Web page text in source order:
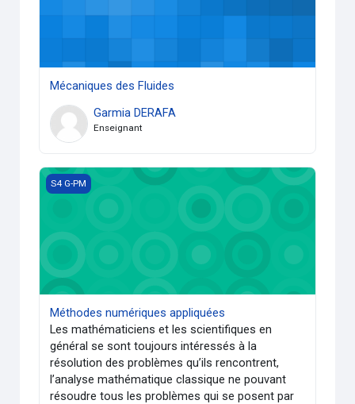
Mécaniques des Fluides
Garmia DERAFA
Enseignant
Méthodes numériques appliquées
S4 G-PM
Méthodes numériques appliquées
Les mathématiciens et les scientifiques en
général se sont toujours intéressés à la
résolution des problèmes qu’ils rencontrent,
l’analyse mathématique classique ne pouvant
résoudre tous les problèmes qui se posent par